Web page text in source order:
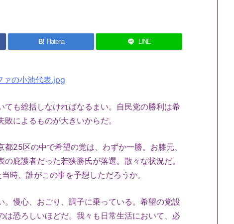
B! Hatena LINE
も総括しなければなるまい。自民党の勝利は希
敗によるものが大きいからだ。
25区の中で希望の党は、わずか一勝。お膝元、
庇護者だった若狭勝氏が落選。散々な状況だ。
当時、誰がこの事を予想しただろうか。
慢心、おごり、調子に乗っている。希望の党設
恐ろしいほどだ。我々も日常生活において、必